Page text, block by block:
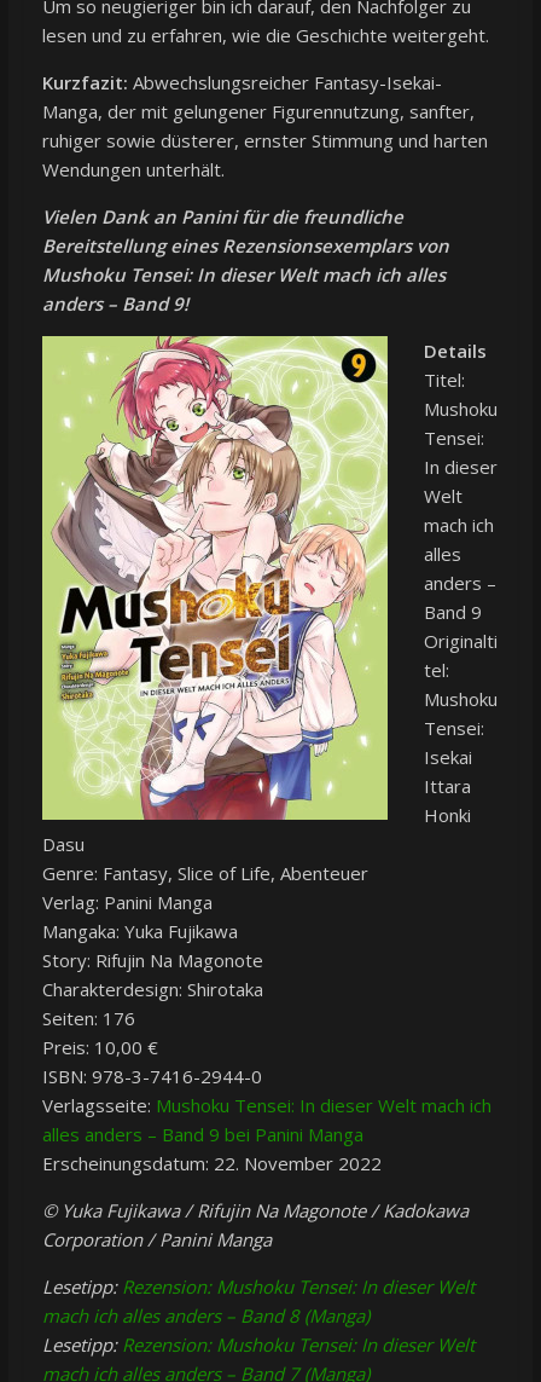
Um so neugieriger bin ich darauf, den Nachfolger zu
lesen und zu erfahren, wie die Geschichte weitergeht.
Kurzfazit: Abwechslungsreicher Fantasy-Isekai-
Manga, der mit gelungener Figurennutzung, sanfter,
ruhiger sowie düsterer, ernster Stimmung und harten
Wendungen unterhält.
Vielen Dank an Panini für die freundliche
Bereitstellung eines Rezensionsexemplars von
Mushoku Tensei: In dieser Welt mach ich alles
anders – Band 9!
Details
Titel:
Mushoku
Tensei:
In dieser
Welt
mach ich
alles
anders –
Band 9
Originalti
tel:
Mushoku
Tensei:
Isekai
Ittara
Honki
Dasu
Genre: Fantasy, Slice of Life, Abenteuer
Verlag: Panini Manga
Mangaka: Yuka Fujikawa
Story: Rifujin Na Magonote
Charakterdesign: Shirotaka
Seiten: 176
Preis: 10,00 €
ISBN: 978-3-7416-2944-0
Verlagsseite: Mushoku Tensei: In dieser Welt mach ich
alles anders – Band 9 bei Panini Manga
Erscheinungsdatum: 22. November 2022
© Yuka Fujikawa / Rifujin Na Magonote / Kadokawa
Corporation / Panini Manga
Lesetipp: Rezension: Mushoku Tensei: In dieser Welt
mach ich alles anders – Band 8 (Manga)
Lesetipp: Rezension: Mushoku Tensei: In dieser Welt
mach ich alles anders – Band 7 (Manga)